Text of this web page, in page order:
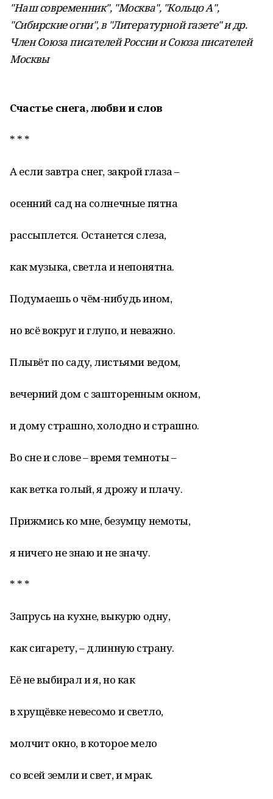
"Наш современник", "Москва", "Кольцо А",
"Сибирские огни", в "Литературной газете" и др.
Член Союза писателей России и Союза писателей
Москвы
Счастье снега, любви и слов
* * *
А если завтра снег, закрой глаза –
осенний сад на солнечные пятна
рассыплется. Останется слеза,
как музыка, светла и непонятна.
Подумаешь о чём-нибудь ином,
но всё вокруг и глупо, и неважно.
Плывёт по саду, листьями ведом,
вечерний дом с зашторенным окном,
и дому страшно, холодно и страшно.
Во сне и слове – время темноты –
как ветка голый, я дрожу и плачу.
Прижмись ко мне, безумцу немоты,
я ничего не знаю и не значу.
* * *
Запрусь на кухне, выкурю одну,
как сигарету, – длинную страну.
Её не выбирал и я, но как
в хрущёвке невесомо и светло,
молчит окно, в которое мело
со всей земли и свет, и мрак.